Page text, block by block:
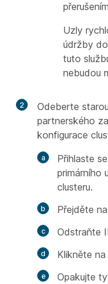
Uzly
údržby
tuto
nebudou
2
Odeberte
partnerského
konfigurace
Přihlaste
primárního
clusteru.
Přejděte na
Odstraňte
Klikněte
Opakujte